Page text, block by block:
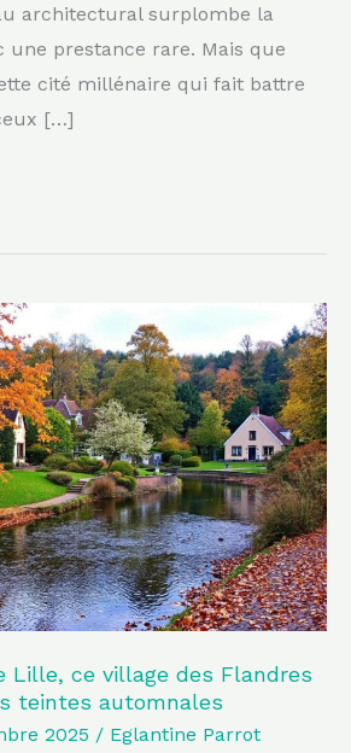
architectural surplombe la
une prestance rare. Mais que
cité millénaire qui fait battre
[…]
Lille, ce village des Flandres
teintes automnales
2025 / Eglantine Parrot